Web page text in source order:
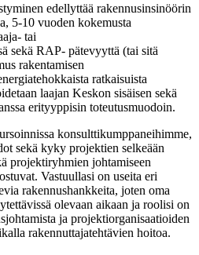
edellyttää rakennusinsinöörin
5-10 vuoden kokemusta
tai
sekä RAP- pätevyyttä (tai sitä
rakentamisen
ratkaisuista
laajan Keskon sisäisen sekä
erityyppisin toteutusmuodoin.
konsulttikumppaneihimme,
sekä kyky projektien selkeään
projektiryhmien johtamiseen
Vastuullasi on useita eri
rakennushankkeita, joten oma
olevaan aikaan ja roolisi on
ja projektiorganisaatioiden
rakennuttajatehtävien hoitoa.